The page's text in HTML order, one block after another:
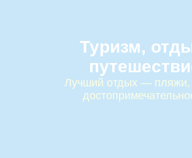
Туризм,
Лучший отдых — пляжи,